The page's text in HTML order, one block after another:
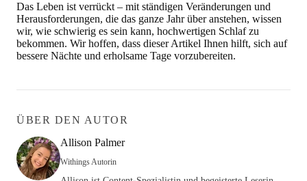
Das Leben ist verrückt – mit ständigen Veränderungen und
Herausforderungen, die das ganze Jahr über anstehen, wissen
wir, wie schwierig es sein kann, hochwertigen Schlaf zu
bekommen. Wir hoffen, dass dieser Artikel Ihnen hilft, sich auf
bessere Nächte und erholsame Tage vorzubereiten.
ÜBER DEN AUTOR
Allison Palmer
Withings Autorin